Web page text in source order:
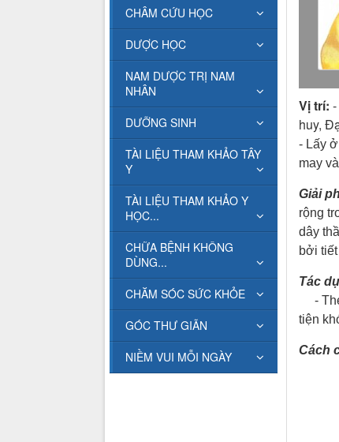
Vị trí:
huy,
- Lấy
may
Giải
rộng
dây
bởi
Tác
-
tiện
Cách
CHÂM CỨU HỌC
DƯỢC HỌC
NAM DƯỢC TRỊ NAM
NHÂN
DƯỠNG SINH
TÀI LIỆU THAM KHẢO TÂY
Y
TÀI LIỆU THAM KHẢO Y
HỌC...
CHỮA BỆNH KHÔNG
DÙNG...
CHĂM SÓC SỨC KHỎE
GÓC THƯ GIÃN
NIỀM VUI MỖI NGÀY